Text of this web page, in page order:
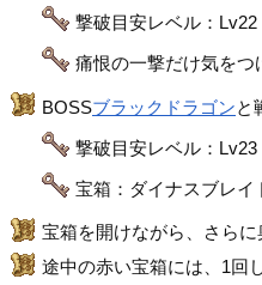
撃破目安レベル：Lv22
痛恨の一撃だけ気をつ
BOSSブラックドラゴンと
撃破目安レベル：Lv23
宝箱：ダイナスブレイ
宝箱を開けながら、さらに
途中の赤い宝箱には、1回